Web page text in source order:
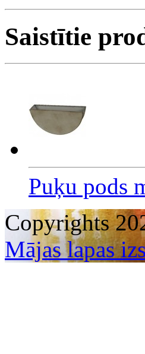
Saistītie
Puķu pods
Copyrights
Mājas lapas